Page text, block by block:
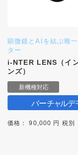
顕微鏡とAIを結ぶ唯
ター
i-NTER LENS（イ
ンズ）
価格： 90,000 円 税別